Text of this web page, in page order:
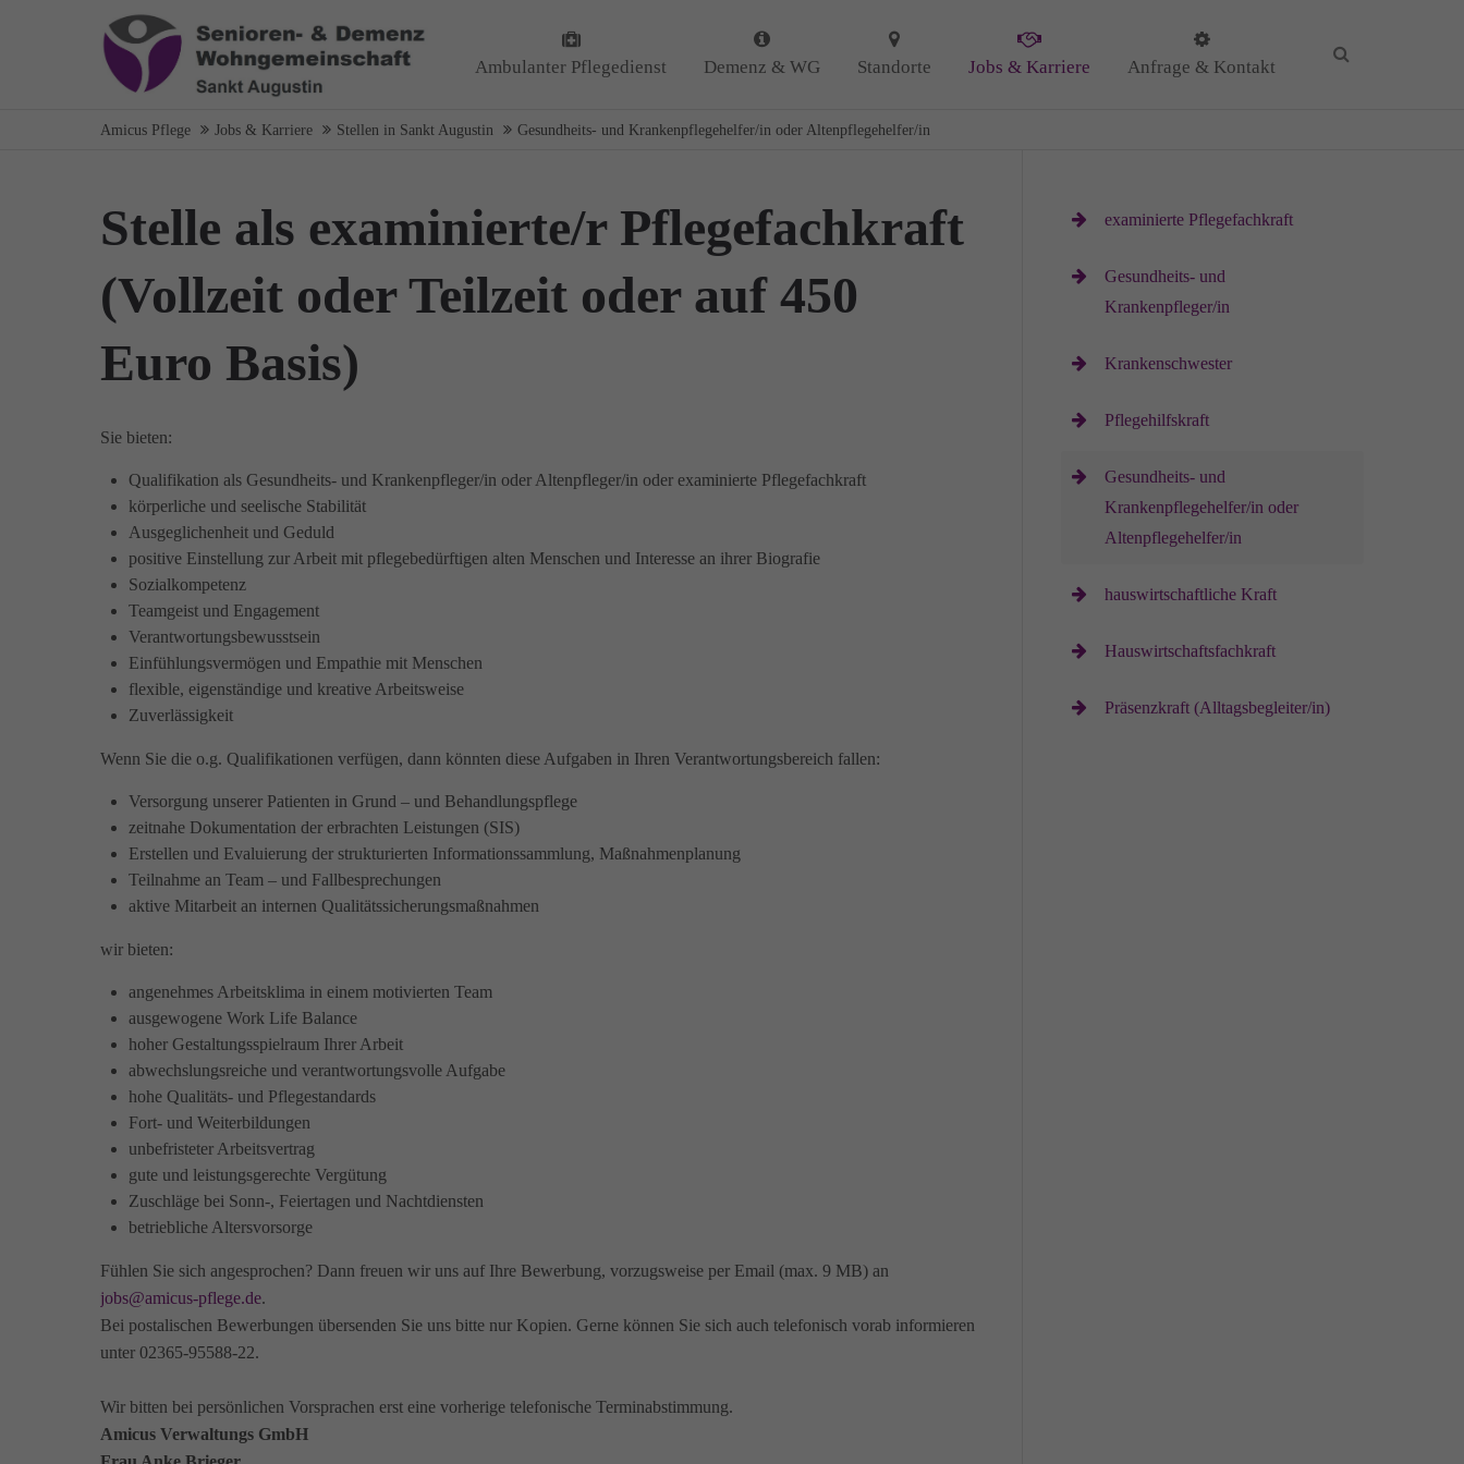
Login
Passwort
Anmelden
Über uns
Wir haben uns als ambulanter Pflegedienst
Bereich Demenz erleben wir immer wieder
GUTES tun.
Kontakt
Amicus Pflege GmbH & Co KG
Sie haben Fragen?
Schreiben Sie uns per Email
Ambulanter Pflegedienst Demenz & WG Standorte Jobs & Karriere Anfrage & Kontakt
Amicus Pflege Jobs & Karriere Stellen in Sankt Augustin Gesundheits- und Krankenpflegehelfer/in oder Altenpflegehelfer/in
Stelle als examinierte/r Pflegefachkraft
(Vollzeit oder Teilzeit oder auf 450
Euro Basis)
Sie bieten:
Qualifikation als Gesundheits- und Krankenpfleger/in oder Altenpfleger/in oder examinierte Pflegefachkraft
körperliche und seelische Stabilität
Ausgeglichenheit und Geduld
positive Einstellung zur Arbeit mit pflegebedürftigen alten Menschen und Interesse an ihrer Biografie
Sozialkompetenz
Teamgeist und Engagement
Verantwortungsbewusstsein
Einfühlungsvermögen und Empathie mit Menschen
flexible, eigenständige und kreative Arbeitsweise
Zuverlässigkeit
Wenn Sie die o.g. Qualifikationen verfügen, dann könnten diese Aufgaben in Ihren Verantwortungsbereich fallen:
Versorgung unserer Patienten in Grund – und Behandlungspflege
zeitnahe Dokumentation der erbrachten Leistungen (SIS)
Erstellen und Evaluierung der strukturierten Informationssammlung, Maßnahmenplanung
Teilnahme an Team – und Fallbesprechungen
aktive Mitarbeit an internen Qualitätssicherungsmaßnahmen
wir bieten:
angenehmes Arbeitsklima in einem motivierten Team
ausgewogene Work Life Balance
hoher Gestaltungsspielraum Ihrer Arbeit
abwechslungsreiche und verantwortungsvolle Aufgabe
hohe Qualitäts- und Pflegestandards
Fort- und Weiterbildungen
unbefristeter Arbeitsvertrag
gute und leistungsgerechte Vergütung
Zuschläge bei Sonn-, Feiertagen und Nachtdiensten
betriebliche Altersvorsorge
Fühlen Sie sich angesprochen? Dann freuen wir uns auf Ihre Bewerbung, vorzugsweise per Email (max. 9 MB) an
jobs@amicus-pflege.de.
Bei postalischen Bewerbungen übersenden Sie uns bitte nur Kopien. Gerne können Sie sich auch telefonisch vorab informieren
unter 02365-95588-22.
Wir bitten bei persönlichen Vorsprachen erst eine vorherige telefonische Terminabstimmung.
Amicus Verwaltungs GmbH
examinierte Pflegefachkraft
Gesundheits- und
Krankenpfleger/in
Krankenschwester
Pflegehilfskraft
Gesundheits- und
Krankenpflegehelfer/in oder
Altenpflegehelfer/in
hauswirtschaftliche Kraft
Hauswirtschaftsfachkraft
Präsenzkraft (Alltagsbegleiter/in)